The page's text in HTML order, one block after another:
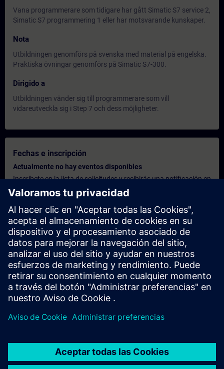
Vana programmerare som tidigare har gått Simatic S7 service 2,
Simatic S7 programmering 1 eller har motsvarande kunskaper.
Nota
Utbildningen genomförs på svenska med material på engelska.
Praktiska övningar genomförs på Simatic S7-300.
Dirigido a
Utbildningen vänder sig till programmerare som vill
vidareutveckla sig i Step 7 och dess möjligheter.
Fechas e inscripción
Actualmente no hay eventos disponibles
Inscríbete en la lista de solicitudes y recibirás una notificación en
cuanto haya nuevas fechas disponibles.
Activar el servicio de notificación
Oferta personalizada
¿Necesita una oferta personalizada? Indíquenos sus datos
personales y le enviaremos inmediatamente una oferta
personalizada a su dirección de correo electrónico.
Enviar una oferta personal